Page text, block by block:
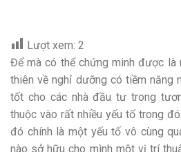
Lượt xem: 2
Để mà có thể chứng minh được
thiên về nghỉ dưỡng có tiềm năng
tốt cho các nhà đầu tư trong
thuộc vào rất nhiều yếu tố trong
đó chính là một yếu tố vô cùng
nào sở hữu cho mình một vị trí